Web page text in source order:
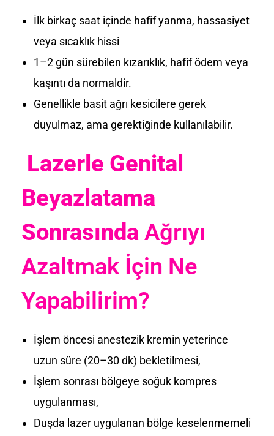
İlk birkaç saat içinde hafif yanma, hassasiyet
veya sıcaklık hissi
1–2 gün sürebilen kızarıklık, hafif ödem veya
kaşıntı da normaldir.
Genellikle basit ağrı kesicilere gerek
duyulmaz, ama gerektiğinde kullanılabilir.
Lazerle Genital
Beyazlatama
Sonrasında Ağrıyı
Azaltmak İçin Ne
Yapabilirim?
İşlem öncesi anestezik kremin yeterince
uzun süre (20–30 dk) bekletilmesi,
İşlem sonrası bölgeye soğuk kompres
uygulanması,
Duşda lazer uygulanan bölge keselenmemeli